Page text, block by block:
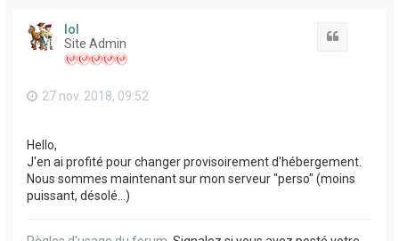
lol
Site Admin
27 nov. 2018, 09:52
Hello,
J'en ai profité pour changer provisoirement d'hébergement.
Nous sommes maintenant sur mon serveur "perso" (moins
puissant, désolé...)